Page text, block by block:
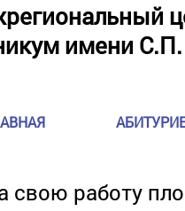
имени
свою работу